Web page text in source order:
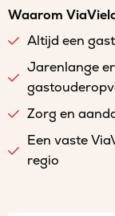
Waarom
Altijd een
Jarenlange
Zorg en
Een vaste
regio